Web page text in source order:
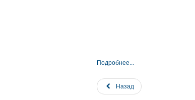
Подробнее...
Назад